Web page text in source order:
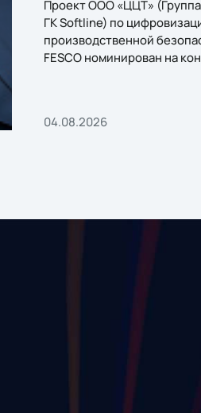
Проект ООО «ЦЦТ»
ГК Softline) по
производственной
FESCO номинирован на
04.08.2026